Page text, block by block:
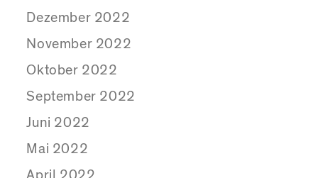
Dezember 2022
November 2022
Oktober 2022
September 2022
Juni 2022
Mai 2022